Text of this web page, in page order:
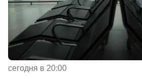
сегодня в 20:00